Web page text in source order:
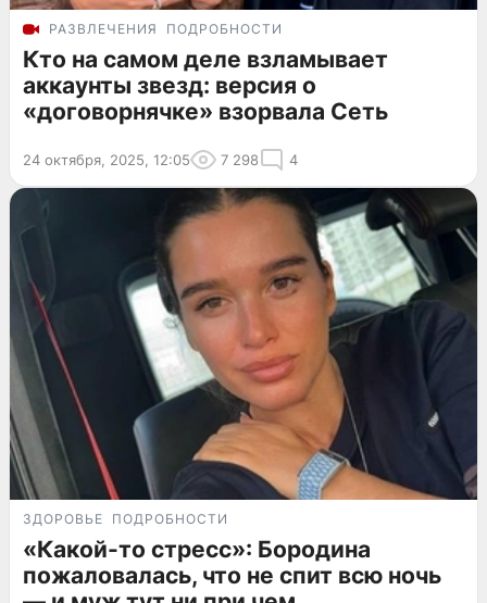
РАЗВЛЕЧЕНИЯ ПОДРОБНОСТИ
Кто на самом деле взламывает
аккаунты звезд: версия о
«договорнячке» взорвала Сеть
24 октября, 2025, 12:05 7 298 4
ЗДОРОВЬЕ ПОДРОБНОСТИ
«Какой-то стресс»: Бородина
пожаловалась, что не спит всю ночь